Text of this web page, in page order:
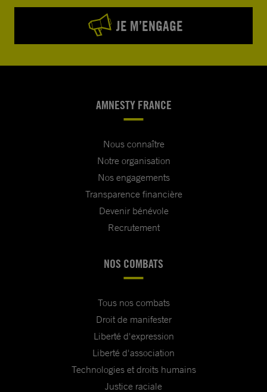
JE M’ENGAGE
AMNESTY FRANCE
Nous connaître
Notre organisation
Nos engagements
Transparence financière
Devenir bénévole
Recrutement
NOS COMBATS
Tous nos combats
Droit de manifester
Liberté d'expression
Liberté d'association
Technologies et droits humains
Justice raciale